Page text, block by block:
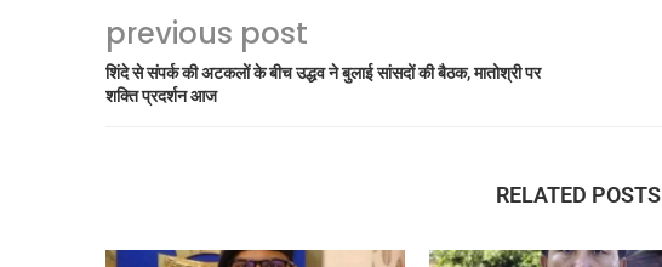
previous post
शिंदे से संपर्क की अटकलों के बीच उद्धव ने बुलाई सांसदों की बैठक, मातोश्री पर
शक्ति प्रदर्शन आज
RELATED POSTS